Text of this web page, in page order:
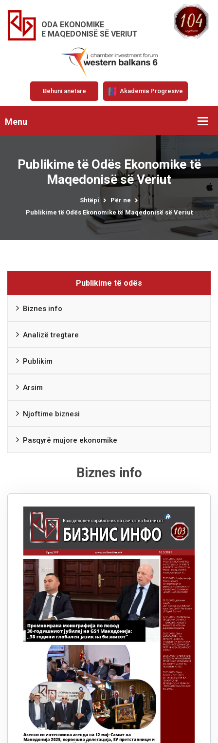
ODA EKONOMIKE
E MAQEDONISË SË VERIUT
Bëhuni anëtare Akademia Progresive
Menu
Publikime të Odës Ekonomike të
Maqedonisë së Veriut
Shtëpi
Për ne
Publikime të Odës Ekonomike të Maqedonisë së Veriut
Publikime të odës
Biznes info
Analizë tregtare
Publikim
Arsim
Njoftime biznesi
Pasqyrë mujore ekonomike
Biznes info